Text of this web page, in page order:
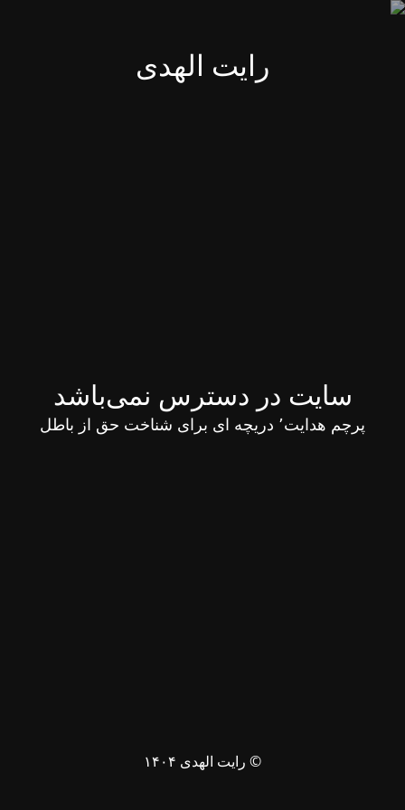
رایت الهدی
سایت در دسترس نمی‌باشد
پرچم هدایت٬ دریچه ای برای شناخت حق از باطل
© رایت الهدی ۱۴۰۴